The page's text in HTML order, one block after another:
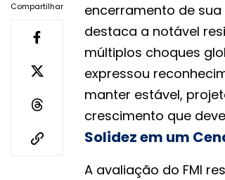
Compartilhar
encerramento de
destaca a notável
múltiplos choques
expressou
manter estável,
crescimento que
Solidez em um
A avaliação do FMI